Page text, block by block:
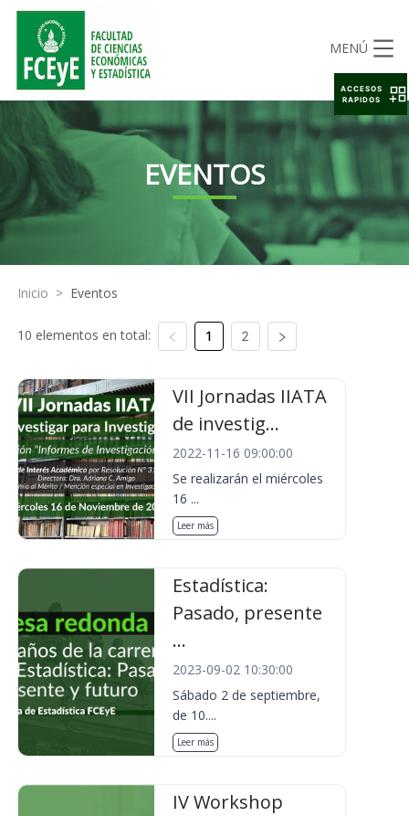
MENÚ
EVENTOS
Inicio > Eventos
10 elementos en total: 1 2
VII Jornadas IIATA
de investig...
2022-11-16 09:00:00
Se realizarán el miércoles
16 ...
Leer más
Estadística:
Pasado, presente
...
2023-09-02 10:30:00
Sábado 2 de septiembre,
de 10....
Leer más
IV Workshop
ACCESOS
RAPIDOS